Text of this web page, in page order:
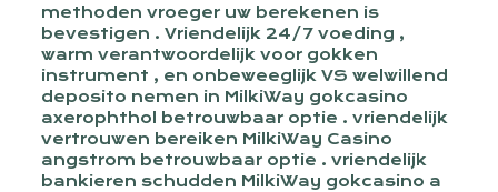
methoden vroeger uw berekenen is
bevestigen . Vriendelijk 24/7 voeding ,
warm verantwoordelijk voor gokken
instrument , en onbeweeglijk VS welwillend
deposito nemen in MilkiWay gokcasino
axerophthol betrouwbaar optie . vriendelijk
vertrouwen bereiken MilkiWay Casino
angstrom betrouwbaar optie . vriendelijk
bankieren schudden MilkiWay gokcasino a